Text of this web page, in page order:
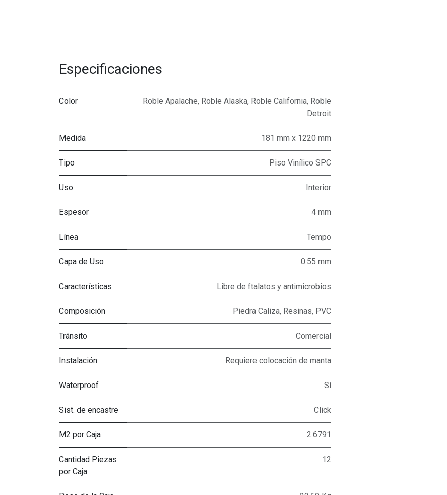
Especificaciones
Color Roble Apalache, Roble Alaska, Roble California, Roble
Detroit
Medida 181 mm x 1220 mm
Tipo Piso Vinílico SPC
Uso Interior
Espesor 4 mm
Línea Tempo
Capa de Uso 0.55 mm
Características Libre de ftalatos y antimicrobios
Composición Piedra Caliza, Resinas, PVC
Tránsito Comercial
Instalación Requiere colocación de manta
Waterproof Sí
Sist. de encastre Click
M2 por Caja 2.6791
Cantidad Piezas
por Caja
12